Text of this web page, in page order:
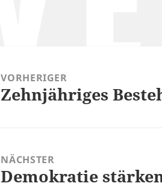
VORHERIGER
Vorheriger
Zehnjähriges
NÄCHSTER
Nächster
Demokratie